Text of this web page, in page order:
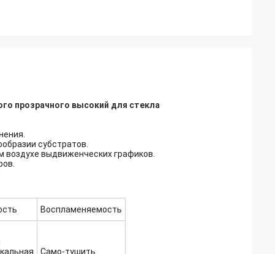
прозрачного высокий для стекла
субстратов.
выдвиженческих графиков.
Воспламеняемость
Само-тушить